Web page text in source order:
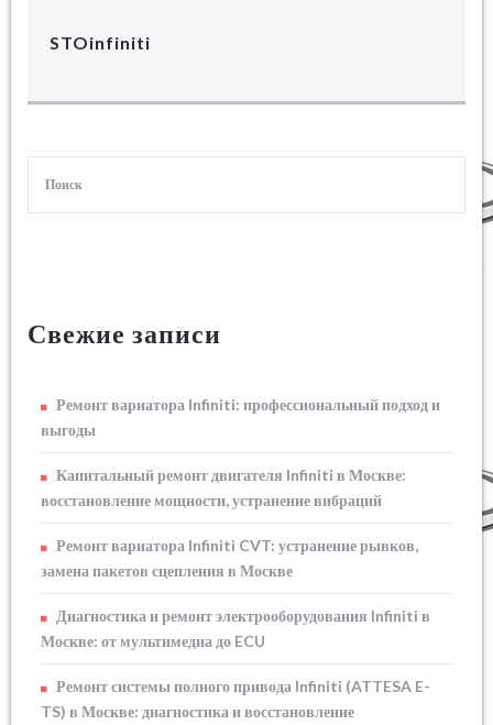
STOinfiniti
Свежие записи
Ремонт вариатора Infiniti: профессиональный подход и
выгоды
Капитальный ремонт двигателя Infiniti в Москве:
восстановление мощности, устранение вибраций
Ремонт вариатора Infiniti CVT: устранение рывков,
замена пакетов сцепления в Москве
Диагностика и ремонт электрооборудования Infiniti в
Москве: от мультимедиа до ECU
Ремонт системы полного привода Infiniti (ATTESA E-
TS) в Москве: диагностика и восстановление